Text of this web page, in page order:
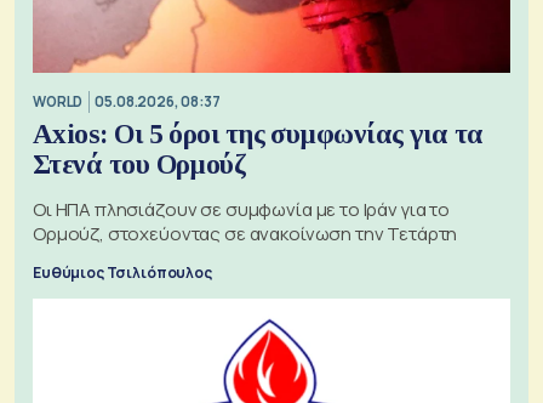
WORLD 05.08.2026, 08:37
Axios: Οι 5 όροι της συμφωνίας για τα
Στενά του Ορμούζ
Οι ΗΠΑ πλησιάζουν σε συμφωνία με το Ιράν για το
Ορμούζ, στοχεύοντας σε ανακοίνωση την Τετάρτη
Ευθύμιος Τσιλιόπουλος